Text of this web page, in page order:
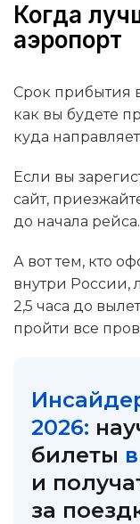
Когда
аэропорт
Срок прибытия
как вы будете
куда
Если вы
сайт,
до начала рейса.
А вот тем, кто
внутри России,
2,5 часа до
пройти все
2026:
билеты
и
за